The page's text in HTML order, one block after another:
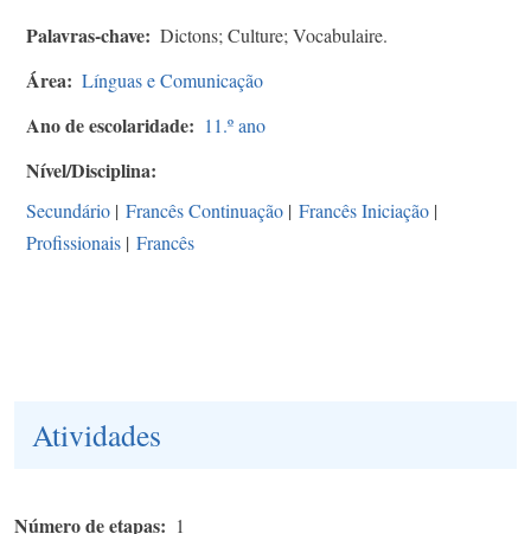
Palavras-chave Dictons; Culture; Vocabulaire.
Área Línguas e Comunicação
Ano de escolaridade 11.º ano
Nível/Disciplina
Secundário | Francês Continuação | Francês Iniciação |
Profissionais | Francês
Atividades
Número de etapas 1